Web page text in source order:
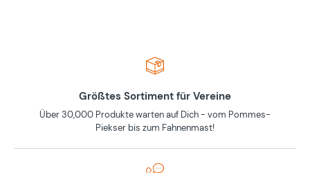
Größtes Sortiment für Vereine
Über 30,000 Produkte warten auf Dich - vom Pommes-
Piekser bis zum Fahnenmast!